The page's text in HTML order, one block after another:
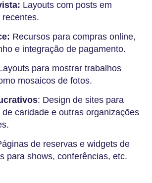
Layouts com posts em
Recursos para compras online,
e integração de pagamento.
para mostrar trabalhos
mosaicos de fotos.
: Design de sites para
de caridade e outras organizações
de reservas e widgets de
para shows, conferências, etc.